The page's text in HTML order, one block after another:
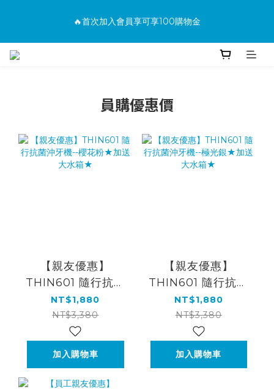
🔥首次加入會員享可享100購物金
🔥購買商品並上網填寫完整保固資料贈100購物金(填保固前須先
消費滿500免運
員購優惠價
【親友優惠】
THIN601 隨行抗菌
沖牙機--櫻花粉★加
送大水箱★
NT$1,880
NT$3,380
加入購物車
【親友優惠】
THIN601 隨行抗菌
沖牙機--極光銀★加
送大水箱★
NT$1,880
NT$3,380
加入購物車